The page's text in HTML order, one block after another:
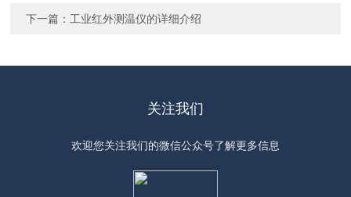
下一篇： 工业红外测温仪的详细介绍
关注我们
欢迎您关注我们的微信公众号了解更多信息